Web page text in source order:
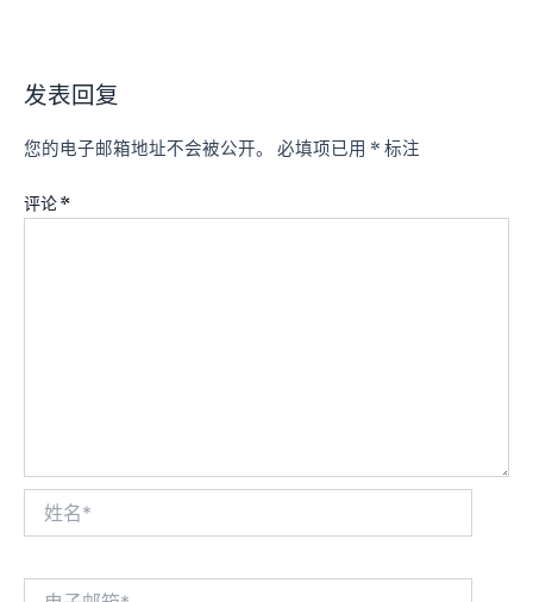
发表回复
您的电子邮箱地址不会被公开。 必填项已用 * 标注
评论*